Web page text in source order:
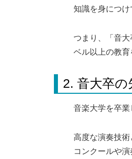
知識を身につけ
つまり、「音
ベル以上の教育
2. 音大卒の
音楽大学を卒業
高度な演奏技術
コンクールや